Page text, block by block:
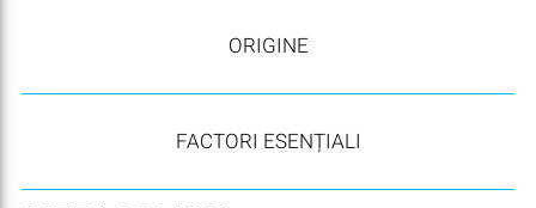
ORIGINE
FACTORI ESENȚIALI